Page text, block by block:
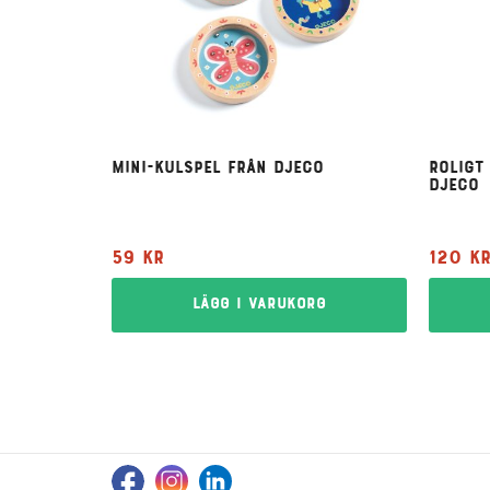
Mini-kulspel från Djeco
59 kr
Lägg i varukorg
Roligt
Djeco
120 kr